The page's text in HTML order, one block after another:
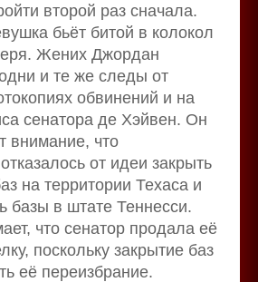
второй раз сначала.
бьёт битой в колокол
Жених Джордан
и те же следы от
обвинений и на
сенатора де Хэйвен. Он
внимание, что
от идеи закрыть
на территории Техаса и
базы в штате Теннесси.
что сенатор продала её
поскольку закрытие баз
её переизбрание.